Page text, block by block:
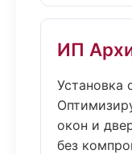
ИП
Установка
окон и
без